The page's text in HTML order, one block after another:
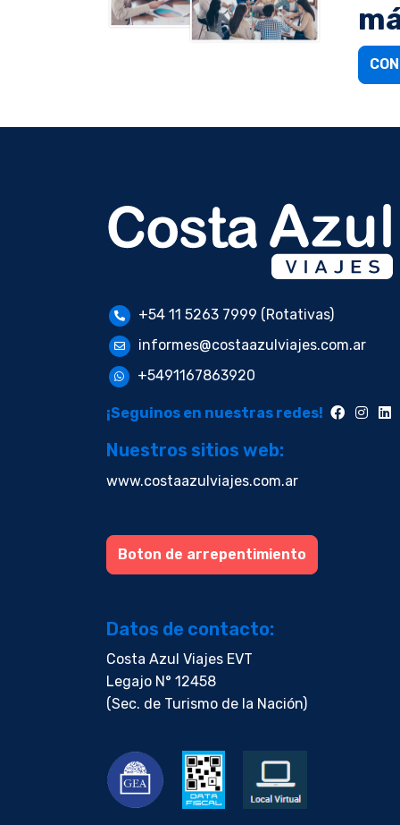
+54 11 5263 7999 (Rotativas)
informes@costaazulviajes.com.ar
+5491167863920
¡Seguinos en nuestras redes!
Nuestros sitios web:
www.costaazulviajes.com.ar
Boton de arrepentimiento
Datos de contacto:
Costa Azul Viajes EVT
Legajo N° 12458
(Sec. de Turismo de la Nación)